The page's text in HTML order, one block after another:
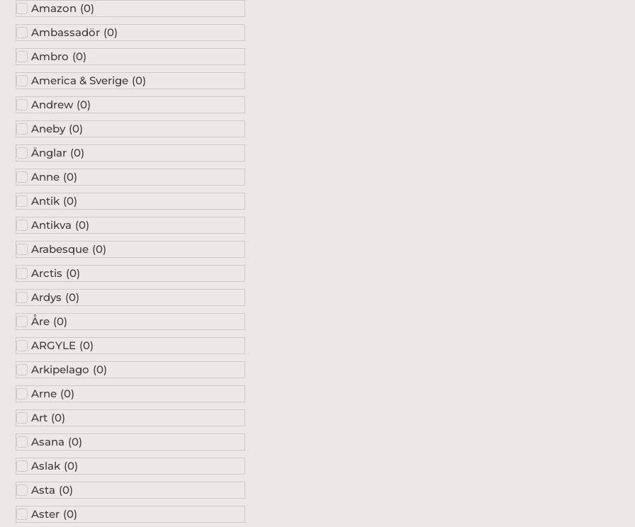
Amazon (0)
Ambassadör (0)
Ambro (0)
America & Sverige (0)
Andrew (0)
Aneby (0)
Änglar (0)
Anne (0)
Antik (0)
Antikva (0)
Arabesque (0)
Arctis (0)
Ardys (0)
Åre (0)
ARGYLE (0)
Arkipelago (0)
Arne (0)
Art (0)
Asana (0)
Aslak (0)
Asta (0)
Aster (0)